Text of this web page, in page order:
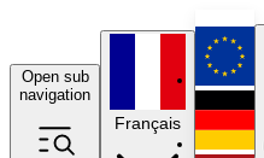
Open sub
navigation
Français